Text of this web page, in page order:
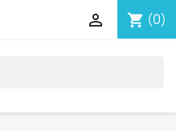
shopping_cart (0)
